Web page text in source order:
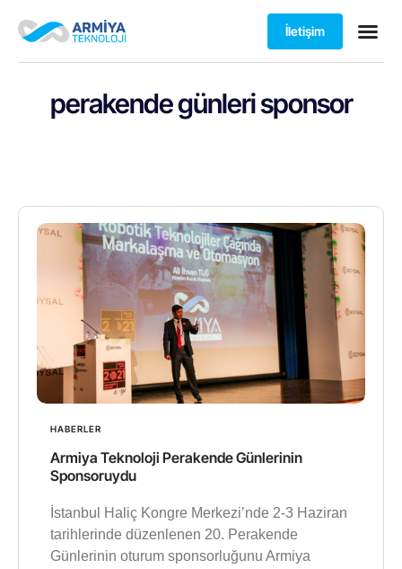
İletişim
perakende günleri sponsor
HABERLER
Armiya Teknoloji Perakende Günlerinin
Sponsoruydu
İstanbul Haliç Kongre Merkezi’nde 2-3 Haziran
tarihlerinde düzenlenen 20. Perakende
Günlerinin oturum sponsorluğunu Armiya